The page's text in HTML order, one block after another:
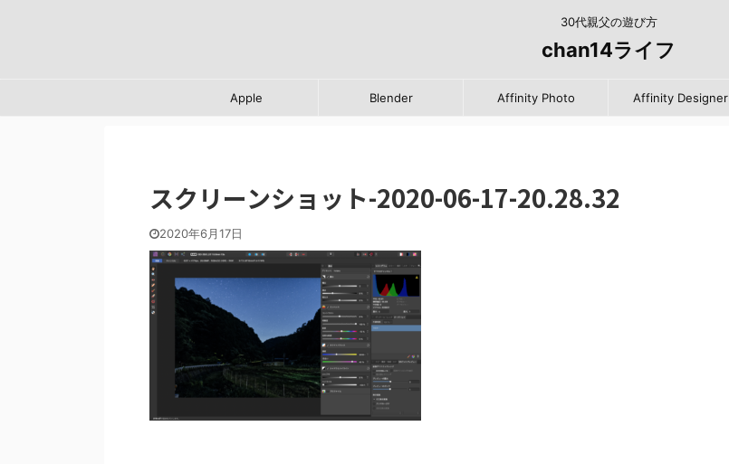
30代親父の遊び方
chan14ライフ
Apple Blender Affinity Photo Affinity Designer
スクリーンショット-2020-06-17-20.28.32
2020年6月17日